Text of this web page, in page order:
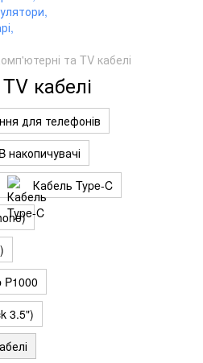
та TV кабелі
кабелі
для телефонів
накопичувачі
Кабель Type-C
P1000
3.5")